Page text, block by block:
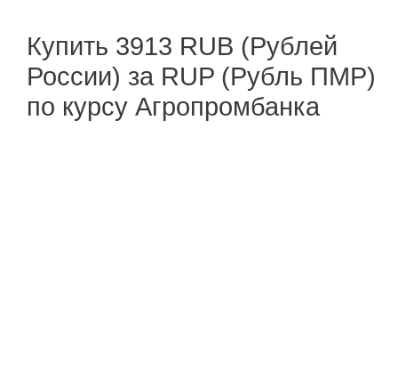
Купить 3913 RUB (Рублей
России) за RUP (Рубль ПМР)
по курсу Агропромбанка